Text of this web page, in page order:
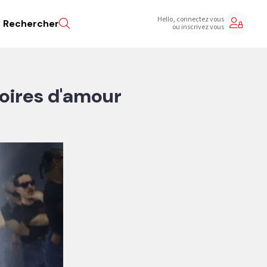
Rechercher Hello, connectez vous
ou inscrivez vous
d'amour